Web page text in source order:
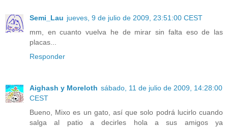
Semi_Lau jueves, 9 de julio de 2009, 23:51:00 CEST
mm, en cuanto vuelva he de mirar sin falta eso de las
placas...
Responder
Aighash y Moreloth sábado, 11 de julio de 2009, 14:28:00
CEST
Bueno, Mixo es un gato, así que solo podrá lucirlo cuando
salga al patio a decirles hola a sus amigos ya